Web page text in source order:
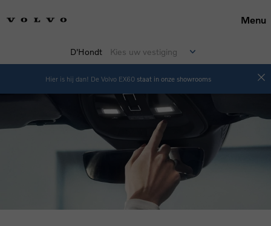
Menu
D'Hondt Kies uw vestiging
Hier is hij dan! De Volvo EX60 staat in onze showrooms